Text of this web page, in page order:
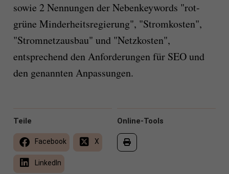
sowie 2 Nennungen der Nebenkeywords "rot-
grüne Minderheitsregierung", "Stromkosten",
"Stromnetzausbau" und "Netzkosten",
entsprechend den Anforderungen für SEO und
den genannten Anpassungen.
Online-Tools
Teile
Facebook X
LinkedIn